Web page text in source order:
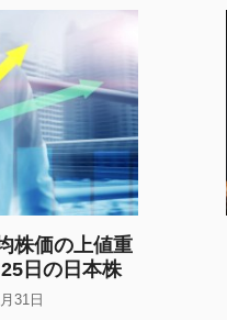
株価の上値重
日の日本株
31日